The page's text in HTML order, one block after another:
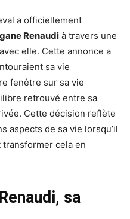
a officiellement
Renaudi à travers une
elle. Cette annonce a
sa vie
fenêtre sur sa vie
retrouvé entre sa
Cette décision reflète
aspects de sa vie lorsqu’il
cela en
sa